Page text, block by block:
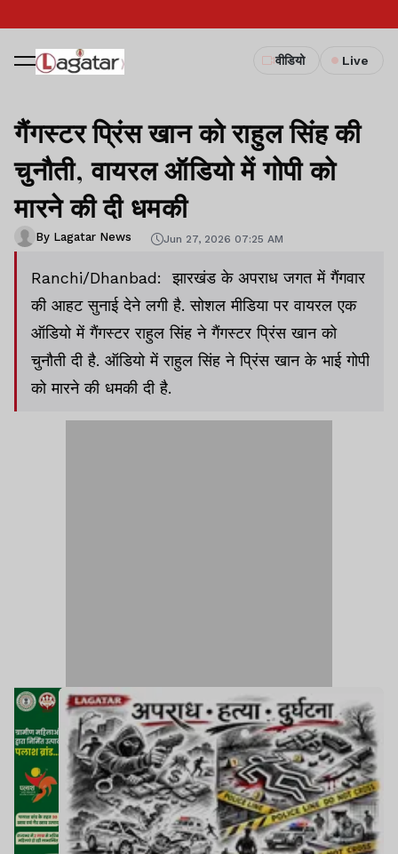
वीडियो Live
गैंगस्टर प्रिंस खान को राहुल सिंह की
चुनौती, वायरल ऑडियो में गोपी को
मारने की दी धमकी
By Lagatar News Jun 27, 2026 07:25 AM
Ranchi/Dhanbad: झारखंड के अपराध जगत में गैंगवार
की आहट सुनाई देने लगी है. सोशल मीडिया पर वायरल एक
ऑडियो में गैंगस्टर राहुल सिंह ने गैंगस्टर प्रिंस खान को
चुनौती दी है. ऑडियो में राहुल सिंह ने प्रिंस खान के भाई गोपी
को मारने की धमकी दी है.